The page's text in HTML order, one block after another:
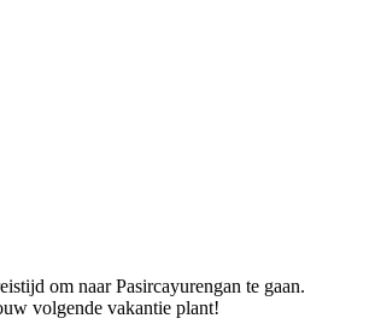
om naar Pasircayurengan te gaan.
volgende vakantie plant!